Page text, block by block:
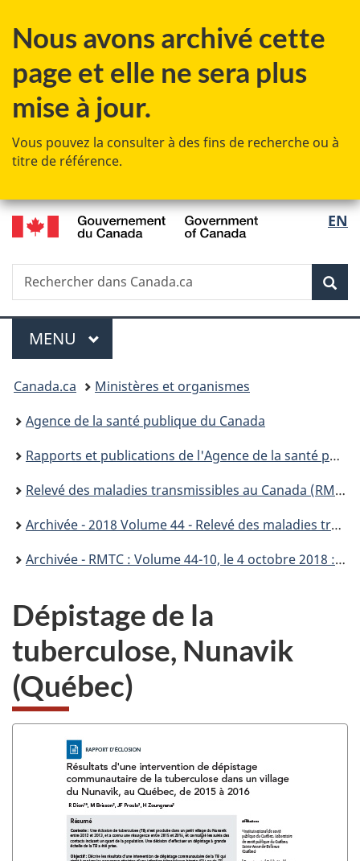
au
principal
à
Au
»
à
version
Nous avons archivé cette
page et elle ne sera plus
mise à jour.
Vous pouvez la consulter à des fins de recherche ou à
titre de référence.
de
la
EN
Recherche
Rechercher
dans
Menu
MENU PRINCIPAL
Vous
êtes
ici :
Canada.ca
Ministères et organismes
Agence de la santé publique du Canada
Rapports et publications de l'Agence de la santé publique du Canada
Relevé des maladies transmissibles au Canada (RMTC)
Archivée - 2018 Volume 44 - Relevé des maladies transmissibles au Canada (RMTC)
Archivée - RMTC : Volume 44-10, le 4 octobre 2018 : Changements climatiques et maladie de Lyme
Dépistage de la
tuberculose, Nunavik
(Québec)